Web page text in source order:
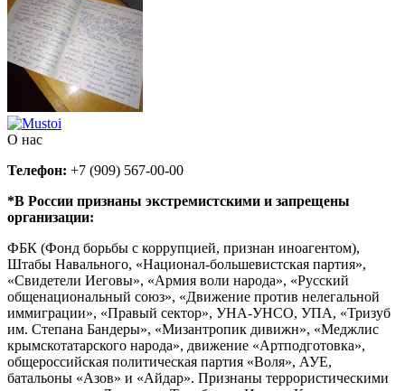
О нас
Телефон: +7 (909) 567-00-00
*В России признаны экстремистскими и запрещены
организации:
ФБК (Фонд борьбы с коррупцией, признан иноагентом),
Штабы Навального, «Национал-большевистская партия»,
«Свидетели Иеговы», «Армия воли народа», «Русский
общенациональный союз», «Движение против нелегальной
иммиграции», «Правый сектор», УНА-УНСО, УПА, «Тризуб
им. Степана Бандеры», «Мизантропик дивижн», «Меджлис
крымскотатарского народа», движение «Артподготовка»,
общероссийская политическая партия «Воля», АУЕ,
батальоны «Азов» и «Айдар». Признаны террористическими